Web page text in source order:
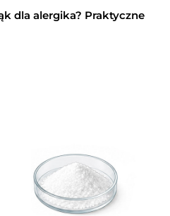
dla alergika? Praktyczne